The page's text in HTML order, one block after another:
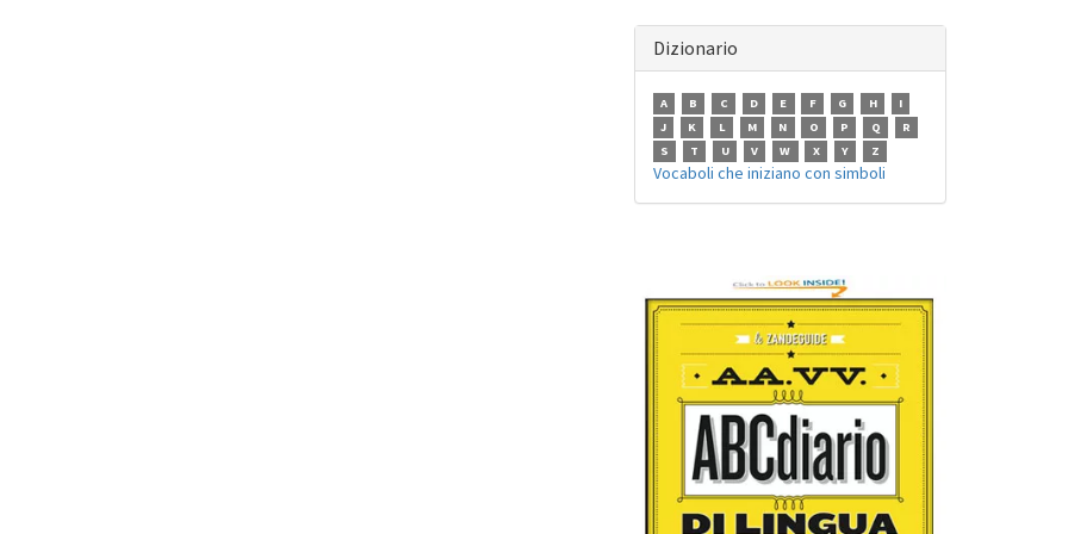
Dizionario
A B C D E F G H
I
J
K L M N O P Q
R
S
T U V W X Y Z
Vocaboli che iniziano con simboli